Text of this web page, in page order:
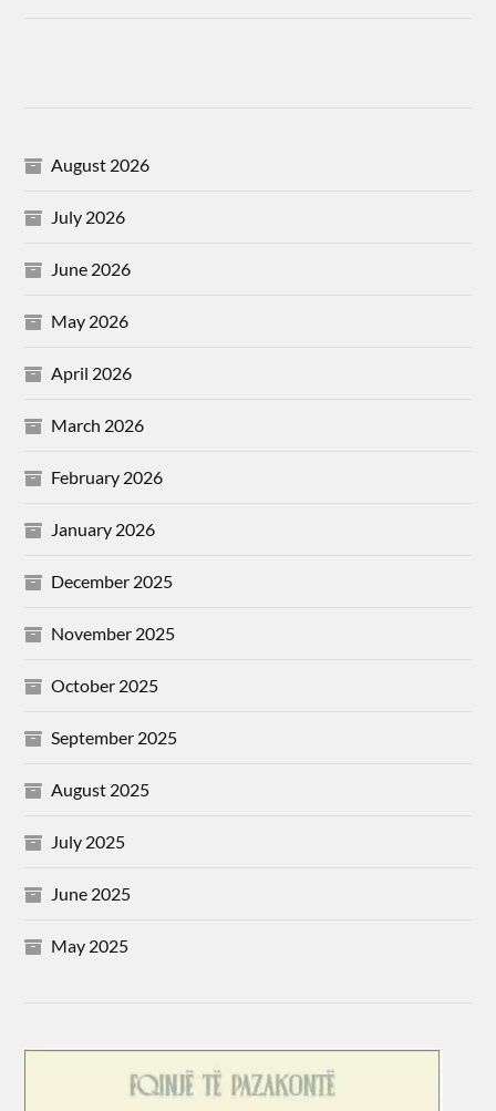
August 2026
July 2026
June 2026
May 2026
April 2026
March 2026
February 2026
January 2026
December 2025
November 2025
October 2025
September 2025
August 2025
July 2025
June 2025
May 2025